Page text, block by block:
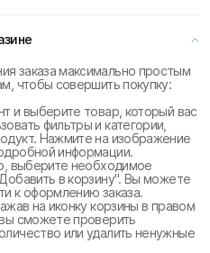
заказа максимально простым
чтобы совершить покупку:
и выберите товар, который вас
фильтры и категории,
Нажмите на изображение
информации.
выберите необходимое
в корзину". Вы можете
к оформлению заказа.
на иконку корзины в правом
сможете проверить
или удалить ненужные